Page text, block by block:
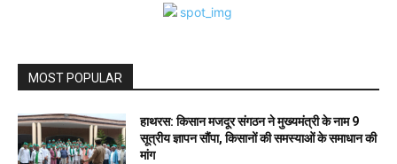
MOST POPULAR
हाथरस: किसान मजदूर संगठन ने मुख्यमंत्री के नाम 9
सूत्रीय ज्ञापन सौंपा, किसानों की समस्याओं के समाधान की
मांग